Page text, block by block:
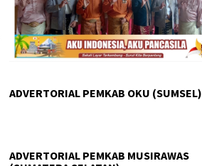
ADVERTORIAL PEMKAB OKU (SUMSEL)
ADVERTORIAL PEMKAB MUSIRAWAS